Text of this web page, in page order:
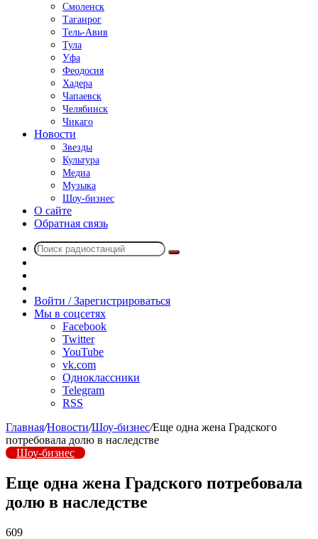
Смоленск
Таганрог
Тель-Авив
Тула
Уфа
Феодосия
Хадера
Чапаевск
Челябинск
Чикаго
Новости
Звезды
Культура
Медиа
Музыка
Шоу-бизнес
О сайте
Обратная связь
Поиск
радио
Войти / Зарегистрироваться
Мы в соцсетях
Facebook
Twitter
YouTube
vk.com
Одноклассники
Telegram
RSS
Главная/Новости/Шоу-бизнес/Еще одна жена Градского
потребовала долю в наследстве
Шоу-бизнес
Еще одна жена Градского потребовала
долю в наследстве
609